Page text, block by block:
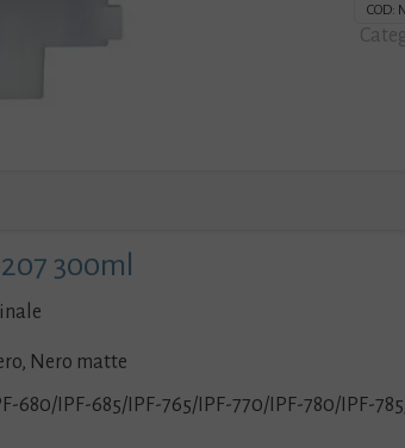
COD:
300ml
Nero matte
680/IPF-685/IPF-765/IPF-770/IPF-780/IPF-